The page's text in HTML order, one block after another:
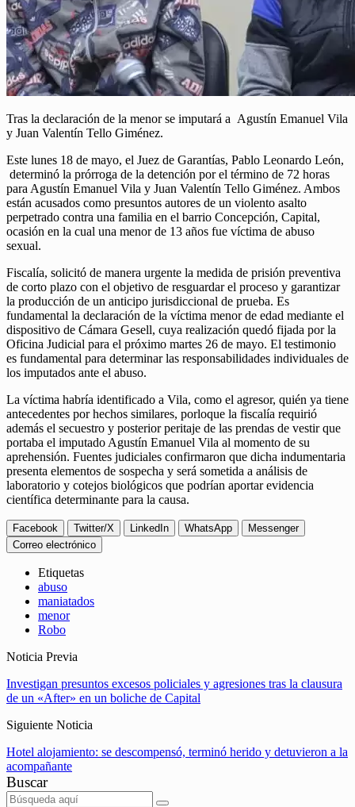
Tras la declaración de la menor se imputará a Agustín Emanuel Vila
y Juan Valentín Tello Giménez.
Este lunes 18 de mayo, el Juez de Garantías, Pablo Leonardo León,
determinó la prórroga de la detención por el término de 72 horas
para Agustín Emanuel Vila y Juan Valentín Tello Giménez. Ambos
están acusados como presuntos autores de un violento asalto
perpetrado contra una familia en el barrio Concepción, Capital,
ocasión en la cual una menor de 13 años fue víctima de abuso
sexual.
Fiscalía, solicitó de manera urgente la medida de prisión preventiva
de corto plazo con el objetivo de resguardar el proceso y garantizar
la producción de un anticipo jurisdiccional de prueba. Es
fundamental la declaración de la víctima menor de edad mediante el
dispositivo de Cámara Gesell, cuya realización quedó fijada por la
Oficina Judicial para el próximo martes 26 de mayo. El testimonio
es fundamental para determinar las responsabilidades individuales de
los imputados ante el abuso.
La víctima habría identificado a Vila, como el agresor, quién ya tiene
antecedentes por hechos similares, porloque la fiscalía requirió
además el secuestro y posterior peritaje de las prendas de vestir que
portaba el imputado Agustín Emanuel Vila al momento de su
aprehensión. Fuentes judiciales confirmaron que dicha indumentaria
presenta elementos de sospecha y será sometida a análisis de
laboratorio y cotejos biológicos que podrían aportar evidencia
científica determinante para la causa.
Facebook Twitter/X LinkedIn WhatsApp
Messenger
Correo electrónico
Etiquetas
abuso
maniatados
menor
Robo
Noticia Previa
Investigan presuntos excesos policiales y agresiones tras la clausura
de un «After» en un boliche de Capital
Siguiente Noticia
Hotel alojamiento: se descompensó, terminó herido y detuvieron a la
acompañante
Buscar